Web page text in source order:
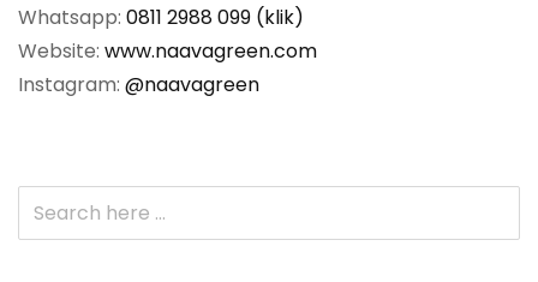
Whatsapp: 0811 2988 099 (klik)
Website: www.naavagreen.com
Instagram: @naavagreen